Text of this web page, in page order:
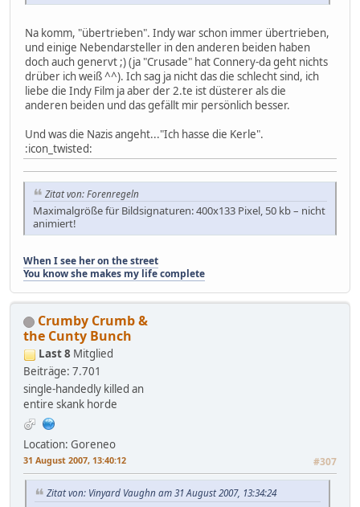
Na komm, "übertrieben". Indy war schon immer übertrieben,
und einige Nebendarsteller in den anderen beiden haben
doch auch genervt ;) (ja "Crusade" hat Connery-da geht nichts
drüber ich weiß ^^). Ich sag ja nicht das die schlecht sind, ich
liebe die Indy Film ja aber der 2.te ist düsterer als die
anderen beiden und das gefällt mir persönlich besser.
Und was die Nazis angeht..."Ich hasse die Kerle".
:icon_twisted:
Zitat von: Forenregeln
Maximalgröße für Bildsignaturen: 400x133 Pixel, 50 kb – nicht
animiert!
When I see her on the street
You know she makes my life complete
Crumby Crumb &
the Cunty Bunch
Last 8 Mitglied
Beiträge: 7.701
single-handedly killed an
entire skank horde
Location: Goreneo
31 August 2007, 13:40:12 #307
Zitat von: Vinyard Vaughn am 31 August 2007, 13:34:24